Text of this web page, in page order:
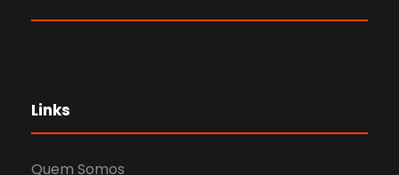
Links
Quem Somos